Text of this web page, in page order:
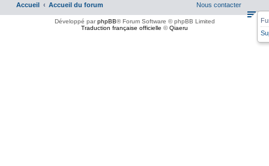
Accueil Accueil du forum Nous contacter
Développé parphpBB® Forum Software © phpBB Limited
Traduction française officielle ©Qiaeru